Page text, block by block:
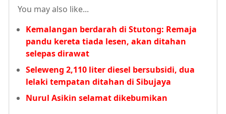
You may also like...
Kemalangan berdarah di Stutong: Remaja
pandu kereta tiada lesen, akan ditahan
selepas dirawat
Seleweng 2,110 liter diesel bersubsidi, dua
lelaki tempatan ditahan di Sibujaya
Nurul Asikin selamat dikebumikan